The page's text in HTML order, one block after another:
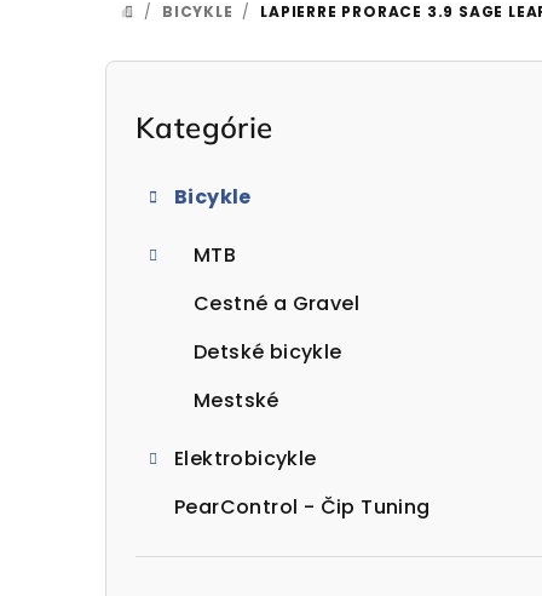
DOMOV
/ BICYKLE / LAPIERRE PRORACE 3.9 SAGE
B
Preskočiť
kategórie
Kategórie
Bicykle
MTB
Cestné a Gravel
Detské bicykle
Mestské
Elektrobicykle
PearControl - Čip Tuning